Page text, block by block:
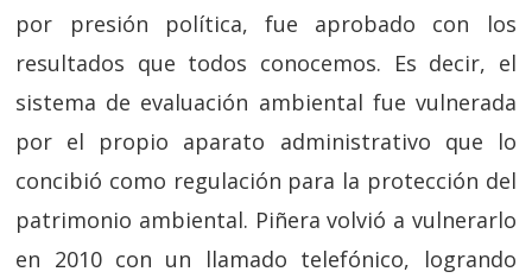
por presión política, fue aprobado con los
resultados que todos conocemos. Es decir, el
sistema de evaluación ambiental fue vulnerada
por el propio aparato administrativo que lo
concibió como regulación para la protección del
patrimonio ambiental. Piñera volvió a vulnerarlo
en 2010 con un llamado telefónico, logrando